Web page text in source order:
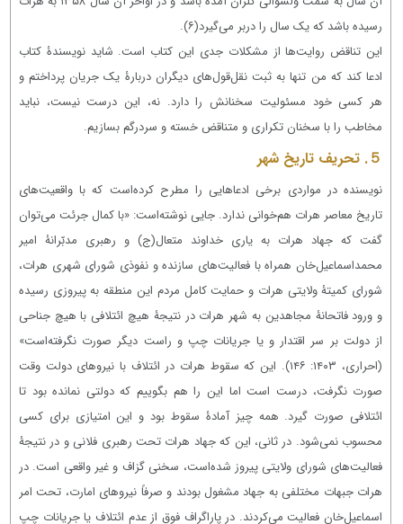
رسیده باشد که یک سال را دربر می‌گیرد(۶) .
این‌ تناقض روایت‌ها از مشکلات جدی این کتاب است. شاید نویسندۀ کتاب
ادعا کند که من تنها به ثبت نقل‌قول‌های دیگران دربارۀ یک جریان پرداختم و
هر کسی خود مسئولیت سخنانش را دارد. نه، این درست نیست، نباید
مخاطب را با سخنان تکراری و متناقض خسته و سردرگم بسازیم.
５. تحریف تاریخ شهر
نویسنده در مواردی برخی ادعاهایی را مطرح کرده‌است که با واقعیت‌های
تاریخ معاصر هرات هم‌خوانی ندارد. جایی نوشته‌است: «با کمال جرئت می‌توان
گفت که جهاد هرات به یاری خداوند متعال(ج) و رهبری مدبّرانۀ امیر
محمداسماعیل‌خان همراه با فعالیت‌های سازنده و نفوذی شورای شهری هرات،
شورای کمیتۀ ولایتی هرات و حمایت کامل مردم این منطقه به پیروزی رسیده
و ورود فاتحانۀ مجاهدین به شهر هرات در نتیجۀ هیچ ائتلافی با هیچ جناحی
از دولت بر سر اقتدار و یا جریانات چپ و راست دیگر صورت نگرفته‌است»
(احراری، ۱۴۰۳: ۱۴۶). این که سقوط هرات در ائتلاف با نیروهای دولت وقت
صورت نگرفت، درست است اما این را هم بگوییم که دولتی نمانده بود تا
ائتلافی صورت گیرد. همه چیز آمادۀ سقوط بود و این امتیازی برای کسی
محسوب نمی‌شود. در ثانی، این که جهاد هرات تحت رهبری فلانی و در نتیجۀ
فعالیت‌های شورای ولایتی پیروز شده‌است، سخنی گزاف و غیر واقعی است. در
هرات جبهات مختلفی به جهاد مشغول بودند و صرفاً نیروهای امارت، تحت امر
اسماعیل‌خان فعالیت می‌کردند. در پاراگراف فوق از عدم ائتلاف یا جریانات چپ